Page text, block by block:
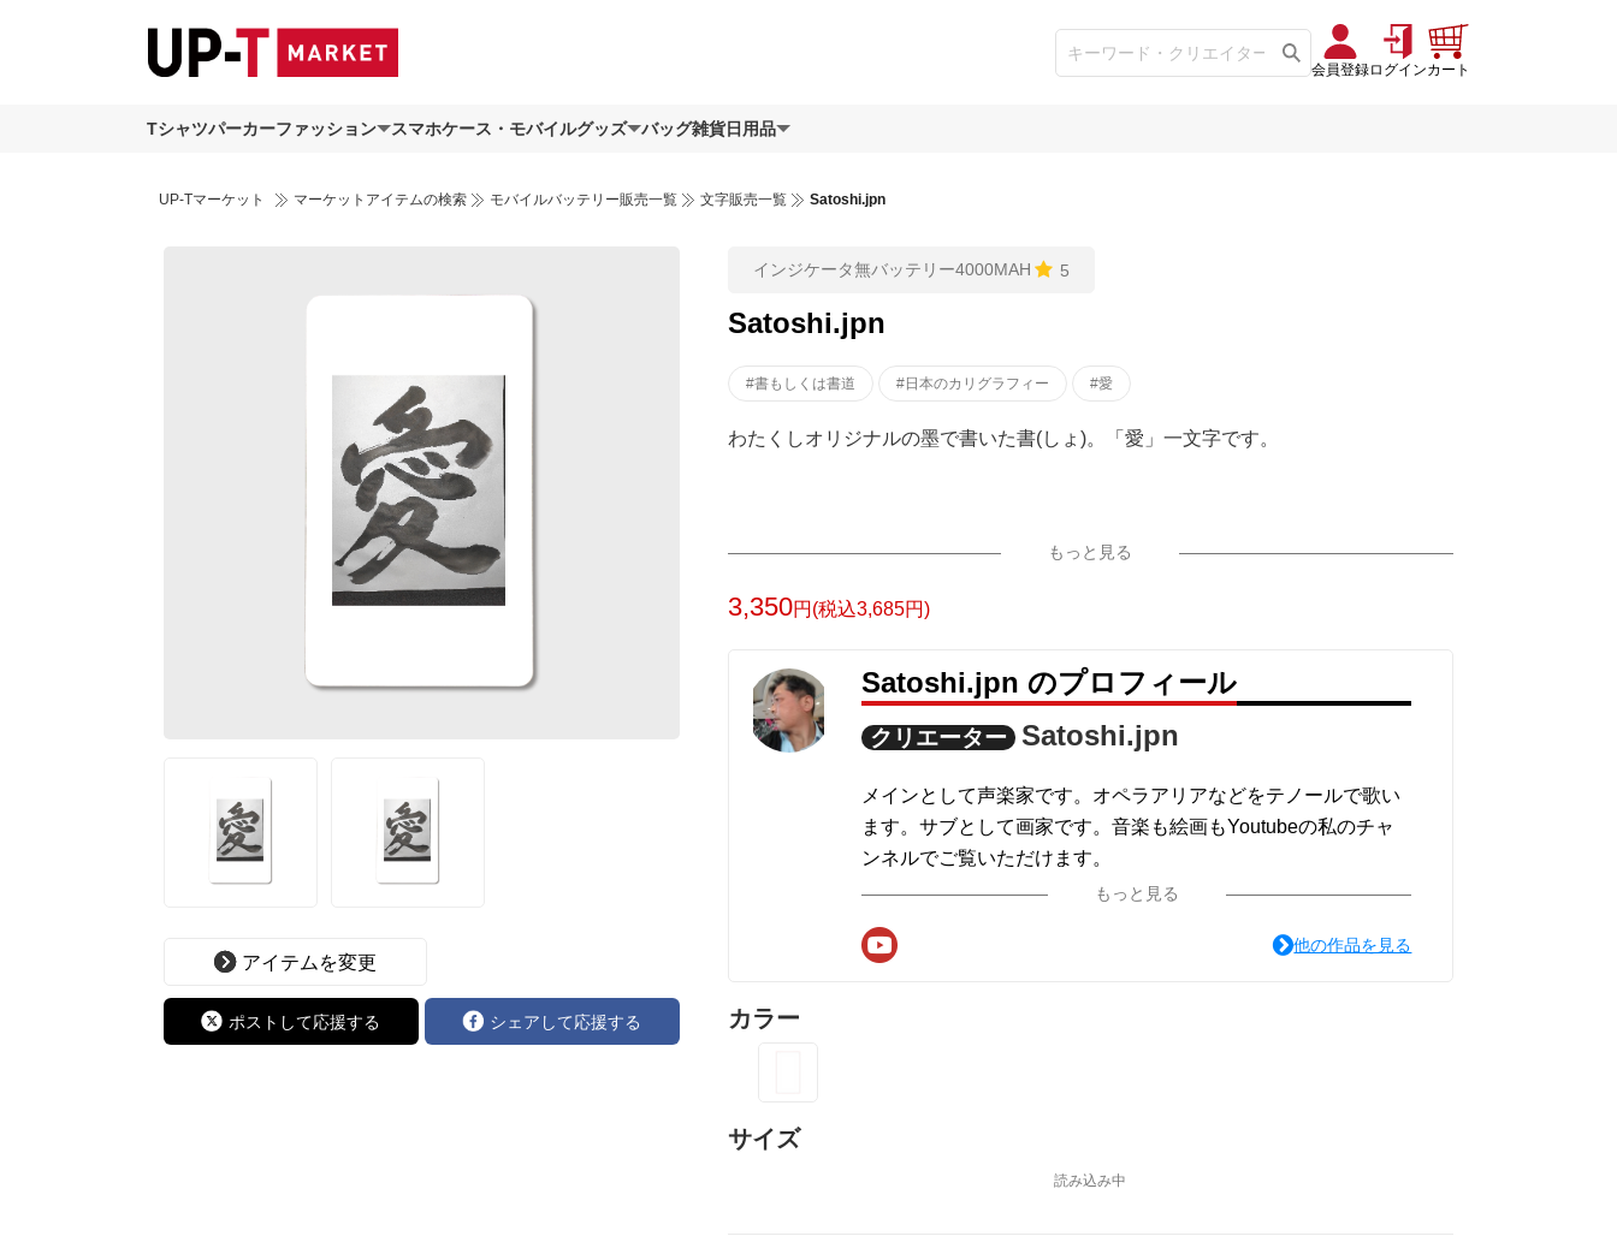
会員登録ログインカート
Tシャツパーカーファッション スマホケース・モバイルグッズ バッグ雑貨日用品
UP-Tマーケット マーケットアイテムの検索 モバイルバッテリー販売一覧 文字販売一覧 Satoshi.jpn
アイテムを変更
ポストして応援する シェアして応援する
インジケータ無バッテリー4000MAH 5
Satoshi.jpn
#書もしくは書道 #日本のカリグラフィー #愛
わたくしオリジナルの墨で書いた書(しょ)。「愛」一文字です。
もっと見る
3,350円(税込3,685円)
Satoshi.jpn のプロフィール
クリエーター Satoshi.jpn
メインとして声楽家です。オペラアリアなどをテノールで歌い
ます。サブとして画家です。音楽も絵画もYoutubeの私のチャ
ンネルでご覧いただけます。
もっと見る
他の作品を見る
カラー
サイズ